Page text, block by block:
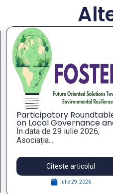
Participatory
on Local Governance
Strategic Foresight for
Resilient Public Policies,
within the FOSTER Project
În data de 29 iulie 2026,
Asociația...
Citeste articolul
iulie 29, 2026